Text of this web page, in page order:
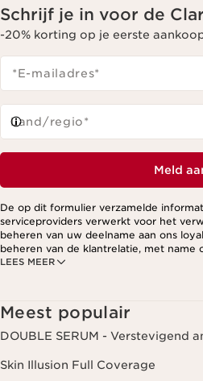
Schrijf je in voor de
-20% korting op je eerste
*E-mailadres*
Land/regio*
Meld
LEES MEER
De op dit formulier verzamelde
serviceproviders verwerkt voor het
beheren van uw deelname aan ons
beheren van de klantrelatie, met name
aanbiedingen te kunnen sturen op
Meest populair
DOUBLE SERUM - Verstevigend
Skin Illusion Full Coverage